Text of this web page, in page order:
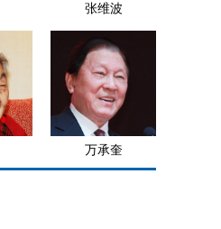
张维波
万承奎